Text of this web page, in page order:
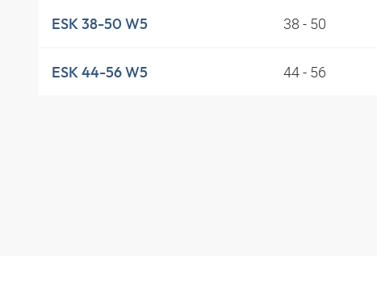
ESK 38-50 W5 38 - 50
ESK 44-56 W5 44 - 56